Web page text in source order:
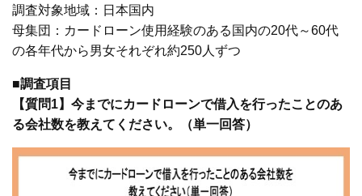
調査対象地域：日本国内
母集団：カードローン使用経験のある国内の20代～60代
の各年代から男女それぞれ約250人ずつ
■調査項目
【質問1】今までにカードローンで借入を行ったことのあ
る会社数を教えてください。（単一回答）